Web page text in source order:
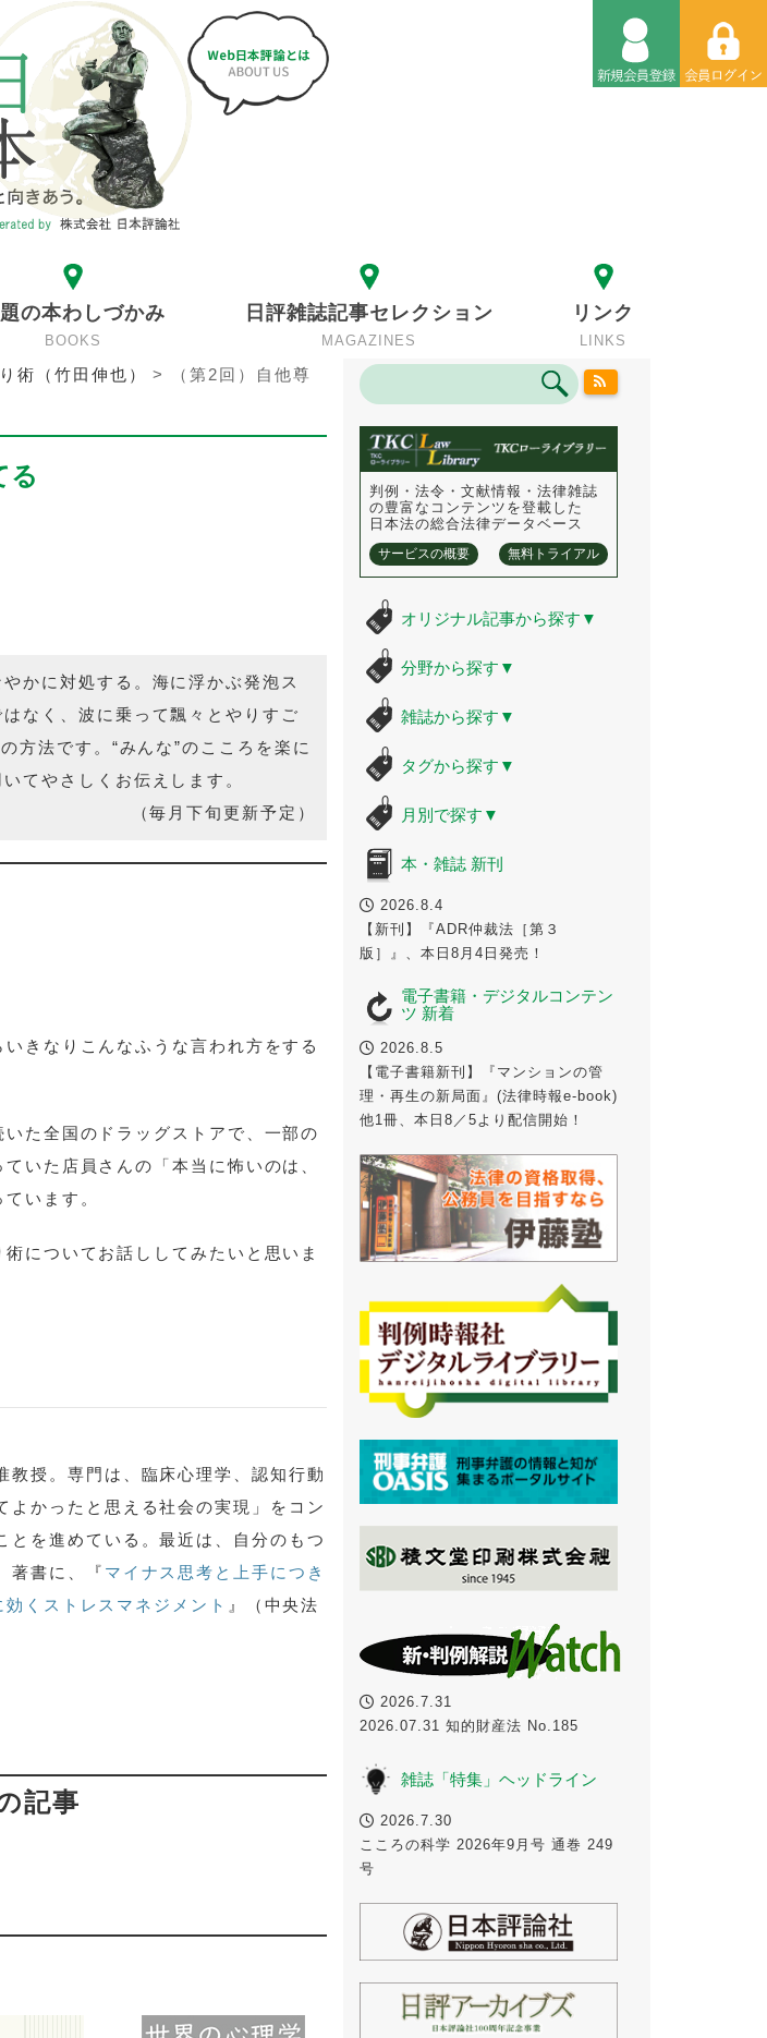
の本わしづかみ
BOOKS
日評雑誌記事セレクション
MAGAZINES
リンク
LINKS
術（竹田伸也） >
（第2回）自他尊
る
かに対処する。海に浮かぶ発泡ス
なく、波に乗って飄々とやりすご
方法です。“みんな”のこころを楽に
てやさしくお伝えします。
（毎月下旬更新予定）
きなりこんなふうな言われ方をする
た全国のドラッグストアで、一部の
いた店員さんの「本当に怖いのは、
います。
についてお話ししてみたいと思いま
教授。専門は、臨床心理学、認知行動
よかったと思える社会の実現」をコン
とを進めている。最近は、自分のもつ
著書に、『 マイナス思考と上手につき
くストレスマネジメント 』（中央法
記事
判例・法令・文献情報・法律雑誌
の豊富なコンテンツを登載した
日本法の総合法律データベース
サービスの概要 無料トライアル
オリジナル記事から探す ▼
分野から探す ▼
雑誌から探す ▼
タグから探す ▼
月別で探す ▼
本・雑誌 新刊
2026.8.4
【新刊】『ADR仲裁法［第３
版］』、本日8月4日発売！
電子書籍・デジタルコンテン
ツ 新着
2026.8.5
【電子書籍新刊】『マンションの管
理・再生の新局面』(法律時報e-book)
他1冊、本日8／5より配信開始！
2026.7.31
2026.07.31 知的財産法 No.185
雑誌「特集」ヘッドライン
2026.7.30
こころの科学 2026年9月号 通巻 249
号